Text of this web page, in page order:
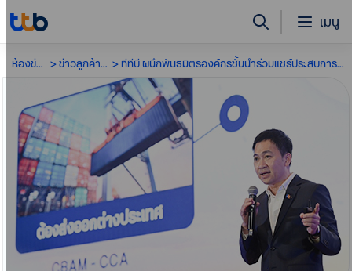
เมนู
ห้องข่าว ข่าวลูกค้าธุรกิจ ทีทีบี ผนึกพันธมิตรองค์กรชั้นนำร่วมแชร์ประสบการณ์